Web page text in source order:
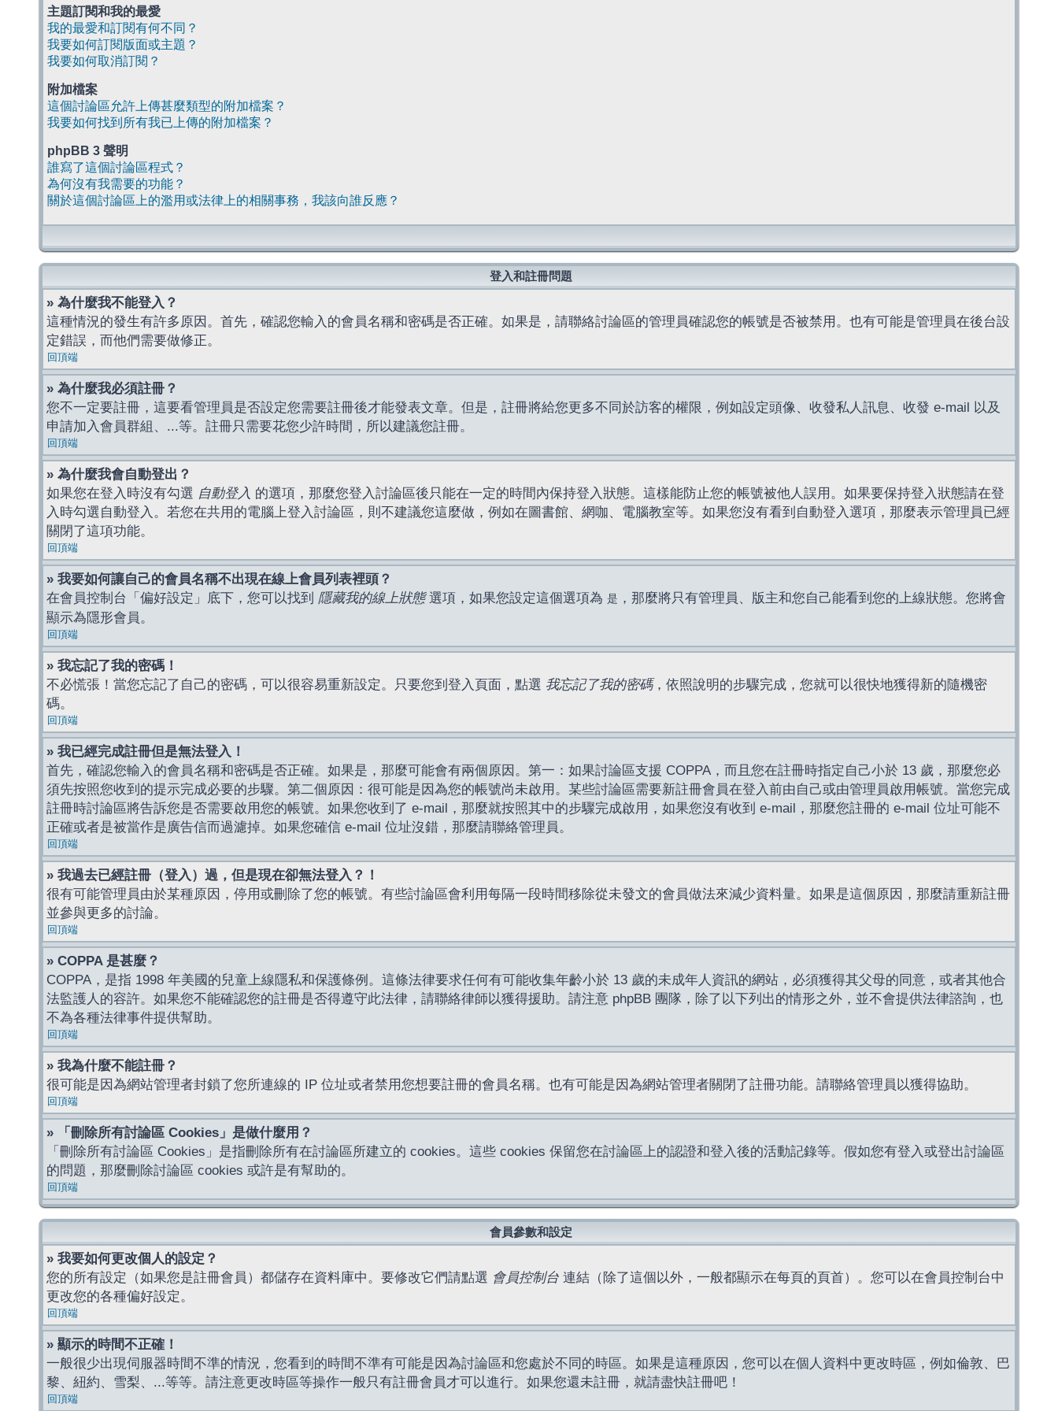
主題訂閱和我的最愛
我的最愛和訂閱有何不同？
我要如何訂閱版面或主題？
我要如何取消訂閱？
附加檔案
這個討論區允許上傳甚麼類型的附加檔案？
我要如何找到所有我已上傳的附加檔案？
phpBB 3 聲明
誰寫了這個討論區程式？
為何沒有我需要的功能？
關於這個討論區上的濫用或法律上的相關事務，我該向誰反應？
登入和註冊問題
» 為什麼我不能登入？
這種情況的發生有許多原因。首先，確認您輸入的會員名稱和密碼是否正確。如果是，請聯絡討論區的管理員確認您的帳號是否被禁用。也有可能是管理員在後台設
定錯誤，而他們需要做修正。
回頂端
» 為什麼我必須註冊？
您不一定要註冊，這要看管理員是否設定您需要註冊後才能發表文章。但是，註冊將給您更多不同於訪客的權限，例如設定頭像、收發私人訊息、收發 e-mail 以及
申請加入會員群組、...等。註冊只需要花您少許時間，所以建議您註冊。
回頂端
» 為什麼我會自動登出？
如果您在登入時沒有勾選 自動登入 的選項，那麼您登入討論區後只能在一定的時間內保持登入狀態。這樣能防止您的帳號被他人誤用。如果要保持登入狀態請在登
入時勾選自動登入。若您在共用的電腦上登入討論區，則不建議您這麼做，例如在圖書館、網咖、電腦教室等。如果您沒有看到自動登入選項，那麼表示管理員已經
關閉了這項功能。
回頂端
» 我要如何讓自己的會員名稱不出現在線上會員列表裡頭？
在會員控制台「偏好設定」底下，您可以找到 隱藏我的線上狀態選項，如果您設定這個選項為 是 ，那麼將只有管理員、版主和您自己能看到您的上線狀態。您將會
顯示為隱形會員。
回頂端
» 我忘記了我的密碼！
不必慌張！當您忘記了自己的密碼，可以很容易重新設定。只要您到登入頁面，點選 我忘記了我的密碼，依照說明的步驟完成，您就可以很快地獲得新的隨機密
碼。
回頂端
» 我已經完成註冊但是無法登入！
首先，確認您輸入的會員名稱和密碼是否正確。如果是，那麼可能會有兩個原因。第一：如果討論區支援 COPPA，而且您在註冊時指定自己小於 13 歲，那麼您必
須先按照您收到的提示完成必要的步驟。第二個原因：很可能是因為您的帳號尚未啟用。某些討論區需要新註冊會員在登入前由自己或由管理員啟用帳號。當您完成
註冊時討論區將告訴您是否需要啟用您的帳號。如果您收到了 e-mail，那麼就按照其中的步驟完成啟用，如果您沒有收到 e-mail，那麼您註冊的 e-mail 位址可能不
正確或者是被當作是廣告信而過濾掉。如果您確信 e-mail 位址沒錯，那麼請聯絡管理員。
回頂端
» 我過去已經註冊（登入）過，但是現在卻無法登入？！
很有可能管理員由於某種原因，停用或刪除了您的帳號。有些討論區會利用每隔一段時間移除從未發文的會員做法來減少資料量。如果是這個原因，那麼請重新註冊
並參與更多的討論。
回頂端
» COPPA 是甚麼？
COPPA，是指 1998 年美國的兒童上線隱私和保護條例。這條法律要求任何有可能收集年齡小於 13 歲的未成年人資訊的網站，必須獲得其父母的同意，或者其他合
法監護人的容許。如果您不能確認您的註冊是否得遵守此法律，請聯絡律師以獲得援助。請注意 phpBB 團隊，除了以下列出的情形之外，並不會提供法律諮詢，也
不為各種法律事件提供幫助。
回頂端
» 我為什麼不能註冊？
很可能是因為網站管理者封鎖了您所連線的 IP 位址或者禁用您想要註冊的會員名稱。也有可能是因為網站管理者關閉了註冊功能。請聯絡管理員以獲得協助。
回頂端
» 「刪除所有討論區 Cookies」是做什麼用？
「刪除所有討論區 Cookies」是指刪除所有在討論區所建立的 cookies。這些 cookies 保留您在討論區上的認證和登入後的活動記錄等。假如您有登入或登出討論區
的問題，那麼刪除討論區 cookies 或許是有幫助的。
回頂端
會員參數和設定
» 我要如何更改個人的設定？
您的所有設定（如果您是註冊會員）都儲存在資料庫中。要修改它們請點選 會員控制台 連結（除了這個以外，一般都顯示在每頁的頁首）。您可以在會員控制台中
更改您的各種偏好設定。
回頂端
» 顯示的時間不正確！
一般很少出現伺服器時間不準的情況，您看到的時間不準有可能是因為討論區和您處於不同的時區。如果是這種原因，您可以在個人資料中更改時區，例如倫敦、巴
黎、紐約、雪梨、...等等。請注意更改時區等操作一般只有註冊會員才可以進行。如果您還未註冊，就請盡快註冊吧！
回頂端